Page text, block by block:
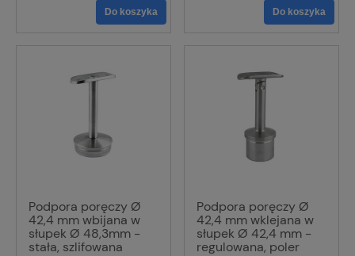
Do koszyka Do koszyka
Podpora poręczy Ø
42,4 mm wbijana w
słupek Ø 48,3mm -
stała, szlifowana
Podpora poręczy Ø
42,4 mm wklejana w
słupek Ø 42,4 mm -
regulowana, poler